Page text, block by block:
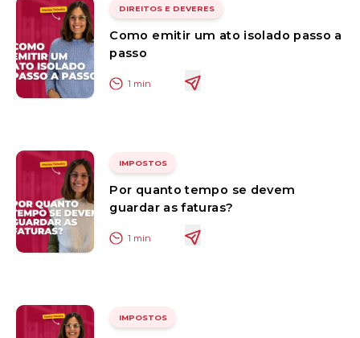
DIREITOS E DEVERES
Como emitir um ato isolado passo a
passo
1 min
IMPOSTOS
Por quanto tempo se devem
guardar as faturas?
1 min
IMPOSTOS